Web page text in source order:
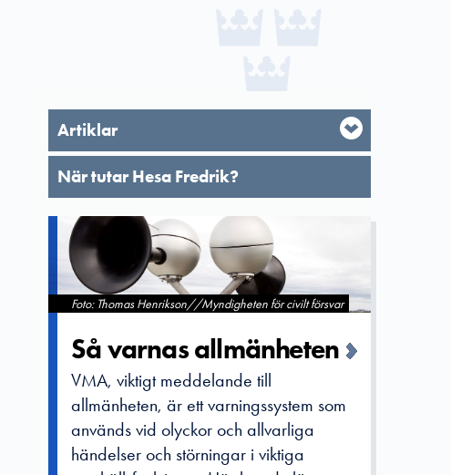
Artiklar
När tutar Hesa Fredrik?
Foto: Thomas Henrikson//Myndigheten för civilt försvar
Så varnas allmänhete­n
VMA, viktigt meddelande till
allmänheten, är ett varningssystem som
används vid olyckor och allvarliga
händelser och störningar i viktiga